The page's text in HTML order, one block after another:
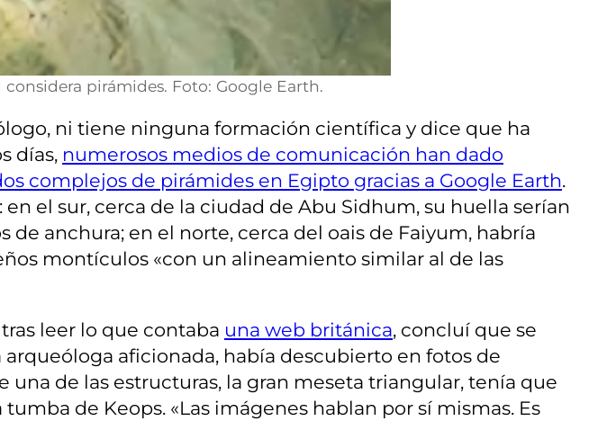
pirámides. Foto: Google Earth.
ni tiene ninguna formación científica y dice que ha
días, numerosos medios de comunicación han dado
complejos de pirámides en Egipto gracias a Google Earth.
el sur, cerca de la ciudad de Abu Sidhum, su huella serían
anchura; en el norte, cerca del oais de Faiyum, habría
montículos «con un alineamiento similar al de las
leer lo que contaba una web británica, concluí que se
aficionada, había descubierto en fotos de
de las estructuras, la gran meseta triangular, tenía que
de Keops. «Las imágenes hablan por sí mismas. Es